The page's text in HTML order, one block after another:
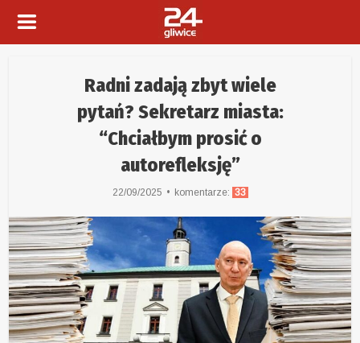
Radni zadają zbyt wiele
pytań? Sekretarz miasta:
“Chciałbym prosić o
autorefleksję”
22/09/2025 komentarze: 33